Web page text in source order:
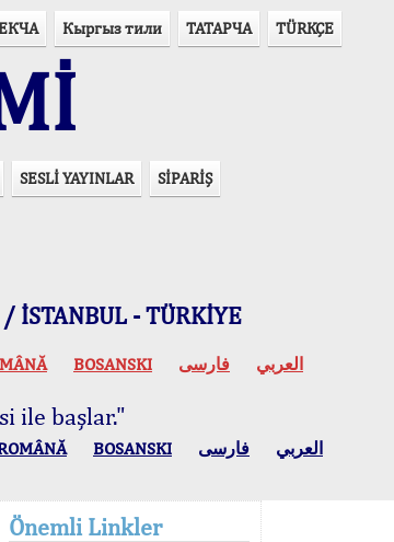
Кыргыз тили ТАТАРЧА TÜRKÇE
SESLİ YAYINLAR SİPARİŞ
İSTANBUL - TÜRKİYE
BOSANSKI العربي فارسی
ile başlar."
BOSANSKI العربي فارسی
Önemli Linkler